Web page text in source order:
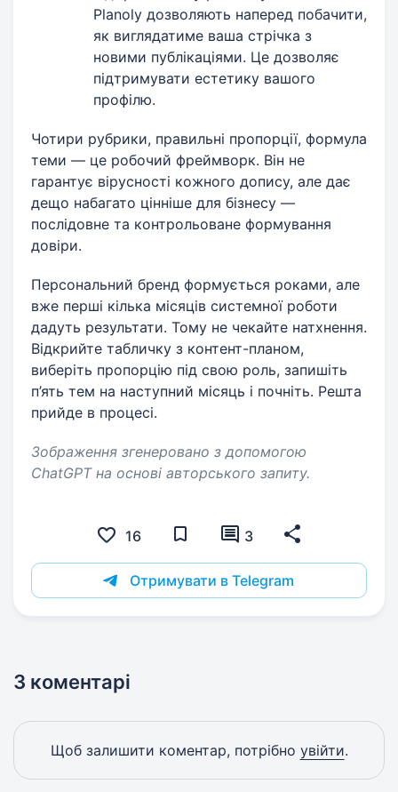
Planoly дозволяють наперед побачити,
як виглядатиме ваша стрічка з
новими публікаціями. Це дозволяє
підтримувати естетику вашого
профілю.
Чотири рубрики, правильні пропорції, формула
теми — це робочий фреймворк. Він не
гарантує вірусності кожного допису, але дає
дещо набагато цінніше для бізнесу —
послідовне та контрольоване формування
довіри.
Персональний бренд формується роками, але
вже перші кілька місяців системної роботи
дадуть результати. Тому не чекайте натхнення.
Відкрийте табличку з контент-планом,
виберіть пропорцію під свою роль, запишіть
п’ять тем на наступний місяць і почніть. Решта
прийде в процесі.
Зображення згенеровано з допомогою
ChatGPT на основі авторського запиту.
16 3
Отримувати в Telegram
3 коментарі
Щоб залишити коментар, потрібно увійти.